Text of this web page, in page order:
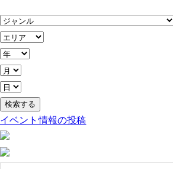
イベント情報の投稿